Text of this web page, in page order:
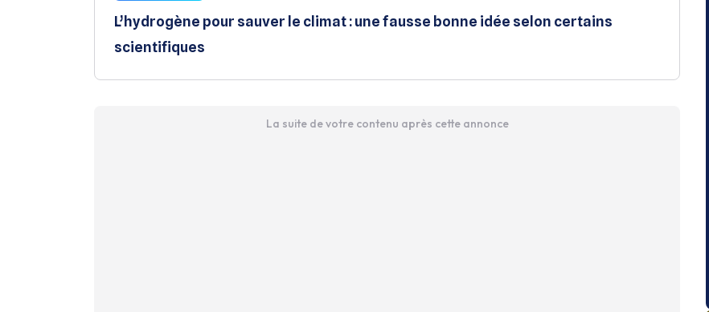
L’hydrogène pour sauver le climat : une fausse bonne idée selon certains
scientifiques
La suite de votre contenu après cette annonce